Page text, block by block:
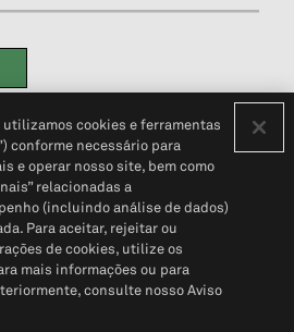
de privacidade do cliente (em inglês)
Pessoais© 2026 S&P Global
cookies e ferramentas
conforme necessário para
e operar nosso site, bem como
relacionadas a
(incluindo análise de dados)
Para aceitar, rejeitar ou
de cookies, utilize os
mais informações ou para
consulte nosso Aviso